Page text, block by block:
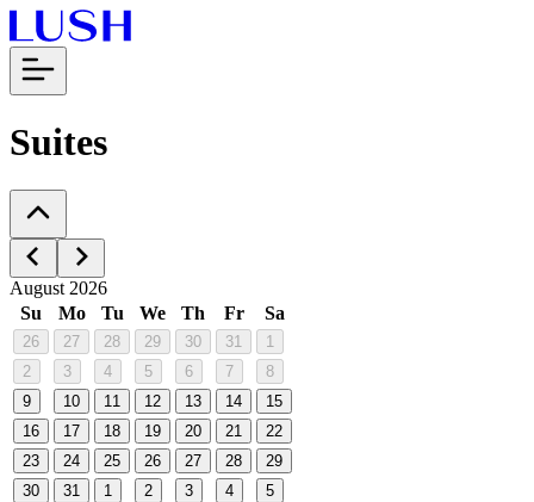
Suites
August 2026
Su
Mo Tu We Th Fr Sa
26 27 28 29 30 31
1
2
3 4 5 6 7
8
9
10 11 12 13 14
15
16
17 18 19 20 21
22
23
24 25 26 27 28
29
30
31 1 2 3 4
5